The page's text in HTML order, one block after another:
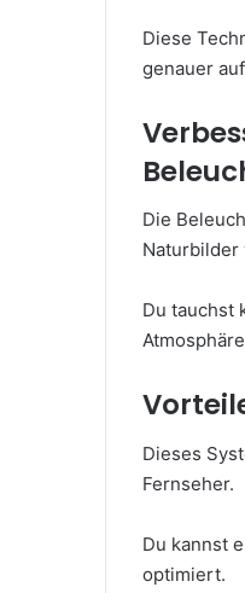
Diese
genauer
Die
Naturbilder
Du tauchst
Dieses
Fernseher.
Du kannst
optimiert.